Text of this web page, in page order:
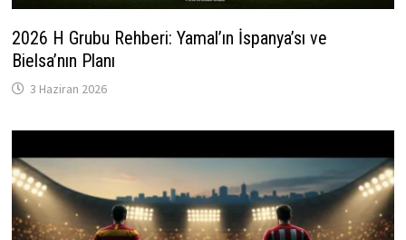
2026 H Grubu Rehberi: Yamal’ın İspanya’sı ve
Bielsa’nın Planı
3 Haziran 2026